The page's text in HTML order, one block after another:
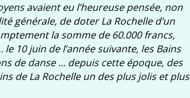
avaient eu l’heureuse pensée, non
générale, de doter La Rochelle d’un
la somme de 60.000 francs,
10 juin de l’année suivante, les Bains
de danse … depuis cette époque, des
de La Rochelle un des plus jolis et plus